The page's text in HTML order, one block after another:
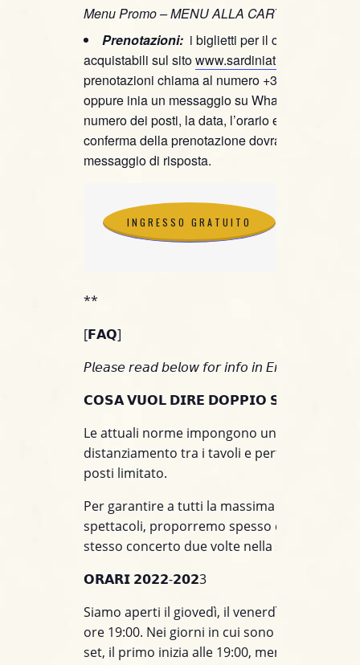
Menu Promo – MENU ALLA CARTA;
Prenotazioni: i biglietti per il concerto sono
acquistabili sul sitowww.sardiniaticket.com
prenotazioni chiama al numero +39 391
oppure inia un messaggio su WhatsApp
numero dei posti, la data, l’orario e il
conferma della prenotazione dovrai attendere il
messaggio di risposta.
INGRESSO GRATUITO
**
[𝗙𝗔𝗤]
𝘗𝘭𝘦𝘢𝘴𝘦 𝘳𝘦𝘢𝘥 𝘣𝘦𝘭𝘰𝘸 𝘧𝘰𝘳 𝘪𝘯𝘧𝘰 𝘪𝘯 𝘌𝘯𝘨𝘭𝘪𝘴𝘩.
𝗖𝗢𝗦𝗔 𝗩𝗨𝗢𝗟 𝗗𝗜𝗥𝗘 𝗗𝗢𝗣𝗣𝗜𝗢 𝗦𝗘𝗧?
Le attuali norme impongono un maggiore
distanziamento tra i tavoli e pertanto un
posti limitato.
Per garantire a tutti la massima fruibilità degli
spettacoli, proporremo spesso due set, o
stesso concerto due volte nella stessa serata.
𝗢𝗥𝗔𝗥𝗜 𝟮𝟬𝟮𝟮-𝟮𝟬𝟮3
Siamo aperti il giovedì, il venerdì e il sabato ,
ore 19:00. Nei giorni in cui sono sono previsti
set, il primo inizia alle 19:00, mentre il